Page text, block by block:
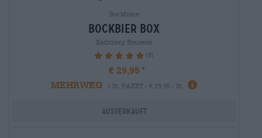
Bockbiere
bockbier box
Karlsberg Brauerei
100% (8)
€ 29,95
MEHRWEG
1 St. PAKET - € 29,95 / St.
Ausverkauft